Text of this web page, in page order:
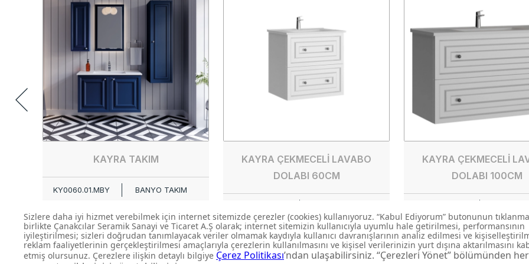
KAYRA TAKIM
KY0060.01.MBY BANYO TAKIM
KAYRA ÇEKMECELİ LAVABO
DOLABI 60CM
KAYRA ÇEKMECELİ
DOLABI 100CM